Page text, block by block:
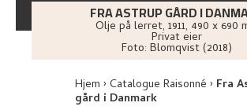
FRA ASTRUP GÅRD I
Olje på lerret, 1911, 490 x 690
Privat eier
Foto: Blomqvist (2018)
Hjem Catalogue Raisonné Fra
gård i Danmark